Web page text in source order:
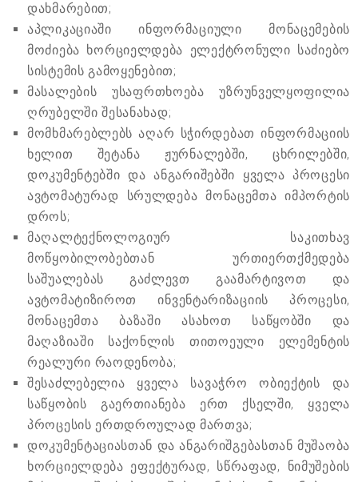
დახმარებით;
აპლიკაციაში ინფორმაციული მონაცემების
მოძიება ხორციელდება ელექტრონული საძიებო
სისტემის გამოყენებით;
მასალების უსაფრთხოება უზრუნველყოფილია
ღრუბელში შესანახად;
მომხმარებლებს აღარ სჭირდებათ ინფორმაციის
ხელით შეტანა ჟურნალებში, ცხრილებში,
დოკუმენტებში და ანგარიშებში ყველა პროცესი
ავტომატურად სრულდება მონაცემთა იმპორტის
დროს;
მაღალტექნოლოგიურ საკითხავ
მოწყობილობებთან ურთიერთქმედება
საშუალებას გაძლევთ გაამარტივოთ და
ავტომატიზიროთ ინვენტარიზაციის პროცესი,
მონაცემთა ბაზაში ასახოთ საწყობში და
მაღაზიაში საქონლის თითოეული ელემენტის
რეალური რაოდენობა;
შესაძლებელია ყველა სავაჭრო ობიექტის და
საწყობის გაერთიანება ერთ ქსელში, ყველა
პროცესის ერთდროულად მართვა;
დოკუმენტაციასთან და ანგარიშგებასთან მუშაობა
ხორციელდება ეფექტურად, სწრაფად, ნიმუშების